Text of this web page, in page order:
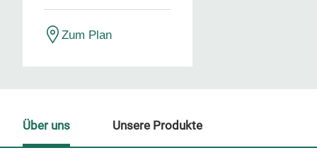
Zum Plan
Über uns Unsere Produkte